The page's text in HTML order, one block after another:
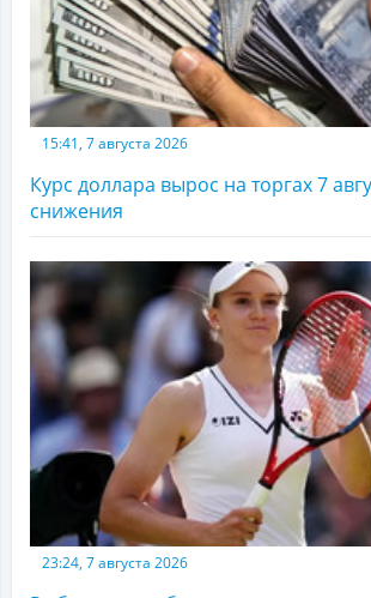
15:41, 7 августа 2026
Курс доллара вырос на торгах 7
снижения
23:24, 7 августа 2026